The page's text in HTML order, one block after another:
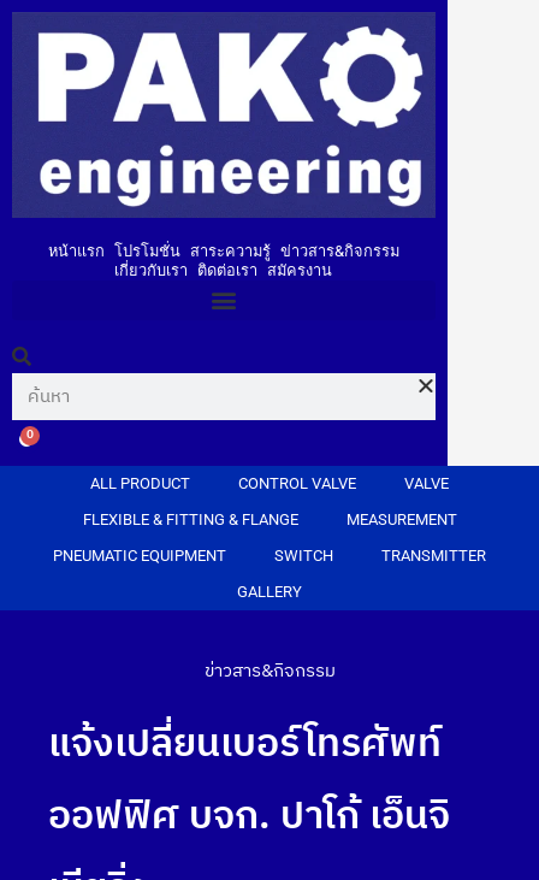
หน้าแรก โปรโมชั่น สาระความรู้ ข่าวสาร&กิจกรรม
เกี่ยวกับเรา
ติดต่อเรา สมัครงาน
0
ALL PRODUCT CONTROL VALVE
VALVE
FLEXIBLE & FITTING & FLANGE
MEASUREMENT
PNEUMATIC EQUIPMENT
SWITCH
TRANSMITTER
GALLERY
ข่าวสาร&กิจกรรม
แจ้งเปลี่ยนเบอร์โทรศัพท์
ออฟฟิศ บจก. ปาโก้ เอ็นจิ